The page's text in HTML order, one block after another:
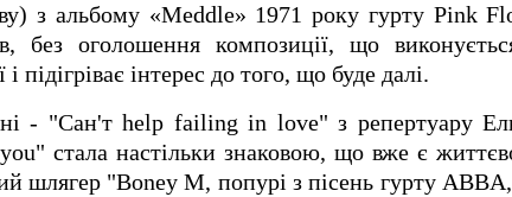
з альбому «Meddle» 1971 року гурту Pink
без оголошення композиції, що
і підігріває інтерес до того, що буде далі.
- "Сан'т help failing in love" з репертуару
стала настільки знаковою, що вже є
шлягер "Boney M, попурі з пісень гурту